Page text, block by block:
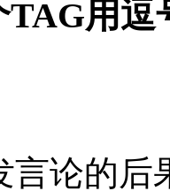
TAG用
言论的后